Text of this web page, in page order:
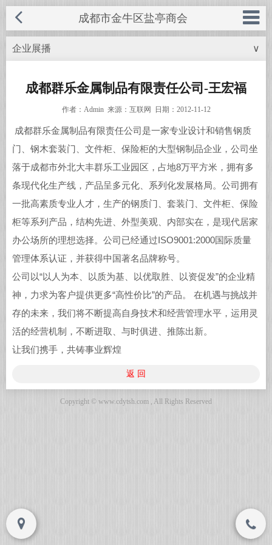
电话：028-87574968
手机：185-8266-9919
网址：www.cdytsh.com
邮箱：569666549@qq.com
QQ号：569666549
联系人：胥先生
地址：成都市金牛区蜀西路66号龙樾
西城D幢8楼
关闭
Copyright © www.cdytsh.com , All Rights
◆ 商会成员
◆ 商会服务
◆ 商会动态
◆ 优秀企业
◆ 招商引资
◆ 盐亭风采
◆ 服务中心
Copyright © www.cdytsh.com , All Rights
成都市金牛区盐亭商会
企业展播 ∨
成都群乐金属制品有限责任公司-王宏福
作者：Admin 来源：互联网 日期：2012-11-12
成都群乐金属制品有限责任公司是一家专业设计和销售钢质
门、钢木套装门、文件柜、保险柜的大型钢制品企业，公司坐
落于成都市外北大丰群乐工业园区，占地8万平方米，拥有多
条现代化生产线，产品呈多元化、系列化发展格局。公司拥有
一批高素质专业人才，生产的钢质门、套装门、文件柜、保险
柜等系列产品，结构先进、外型美观、内部实在，是现代居家
办公场所的理想选择。公司已经通过ISO9001:2000国际质量
管理体系认证，并获得中国著名品牌称号。
公司以“以人为本、以质为基、以优取胜、以资促发”的企业精
神，力求为客户提供更多“高性价比”的产品。 在机遇与挑战并
存的未来，我们将不断提高自身技术和经营管理水平，运用灵
活的经营机制，不断进取、与时俱进、推陈出新。
让我们携手，共铸事业辉煌
返 回
Copyright © www.cdytsh.com , All Rights Reserved